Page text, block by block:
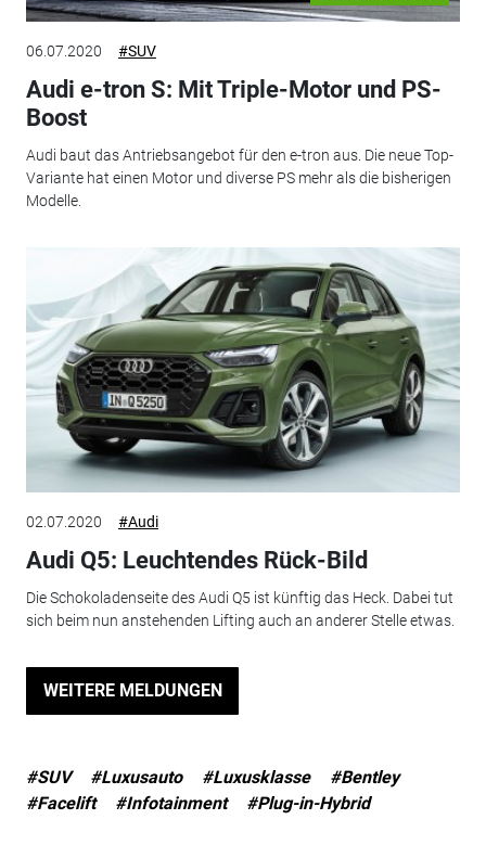
06.07.2020 #SUV
Audi e-tron S: Mit Triple-Motor und PS-
Boost
Audi baut das Antriebsangebot für den e-tron aus. Die neue Top-
Variante hat einen Motor und diverse PS mehr als die bisherigen
Modelle.
02.07.2020 #Audi
Audi Q5: Leuchtendes Rück-Bild
Die Schokoladenseite des Audi Q5 ist künftig das Heck. Dabei tut
sich beim nun anstehenden Lifting auch an anderer Stelle etwas.
WEITERE MELDUNGEN
#SUV #Luxusauto #Luxusklasse
#Bentley
#Facelift
#Infotainment #Plug-in-Hybrid